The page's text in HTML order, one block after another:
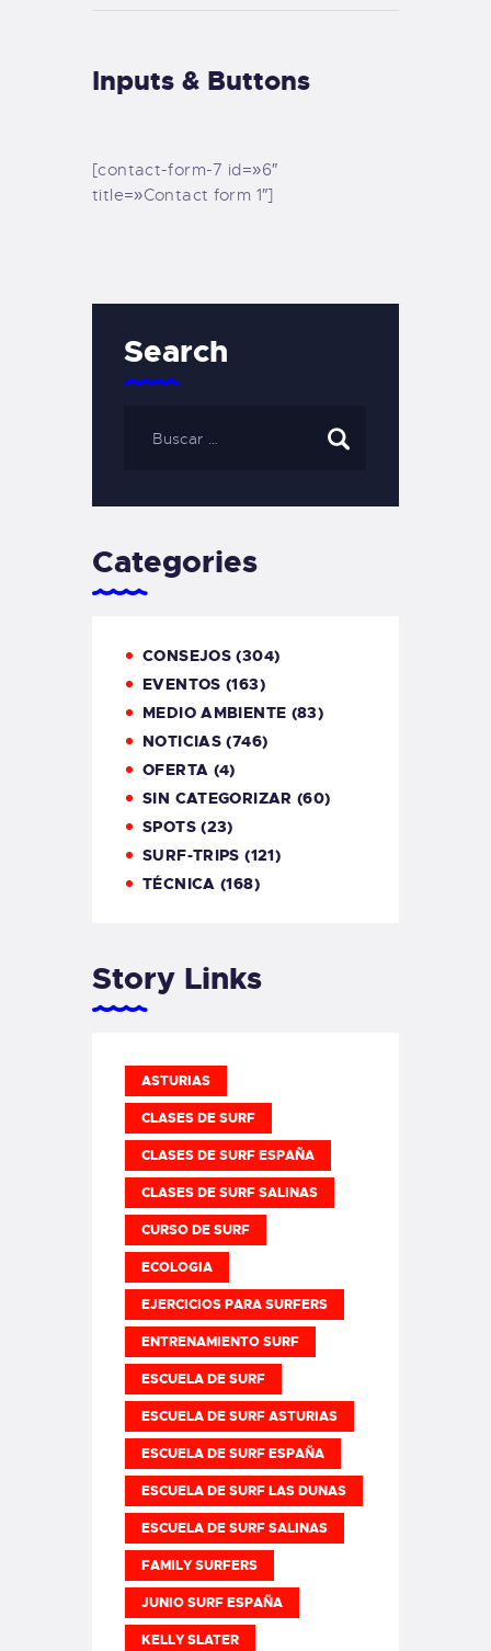
Inputs & Buttons
[contact-form-7 id=»6″
title=»Contact form 1″]
Search
Categories
CONSEJOS (304)
EVENTOS (163)
MEDIO AMBIENTE (83)
NOTICIAS (746)
OFERTA (4)
SIN CATEGORIZAR (60)
SPOTS(23)
SURF-TRIPS (121)
TÉCNICA (168)
Story Links
ASTURIAS
CLASES DE SURF
CLASES DE SURF ESPAÑA
CLASES DE SURF SALINAS
CURSO DE SURF
ECOLOGIA
EJERCICIOS PARA SURFERS
ENTRENAMIENTO SURF
ESCUELA DE SURF
ESCUELA DE SURF ASTURIAS
ESCUELA DE SURF ESPAÑA
ESCUELA DE SURF LAS DUNAS
ESCUELA DE SURF SALINAS
FAMILY SURFERS
JUNIO SURF ESPAÑA
KELLY SLATER